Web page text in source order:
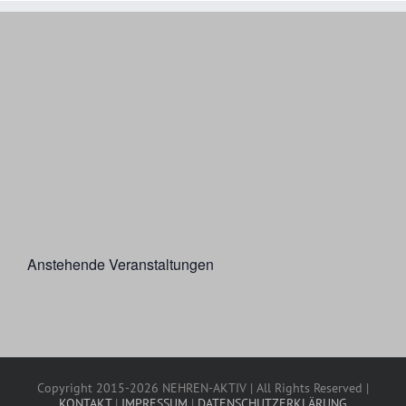
Anstehende Veranstaltungen
Copyright 2015-2026 NEHREN-AKTIV | All Rights Reserved |